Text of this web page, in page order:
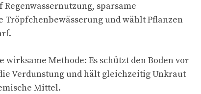
sparsame
Tröpfchenbewässerung und wählt Pflanzen
Methode: Es schützt den Boden vor
Verdunstung und hält gleichzeitig Unkraut
Mittel.